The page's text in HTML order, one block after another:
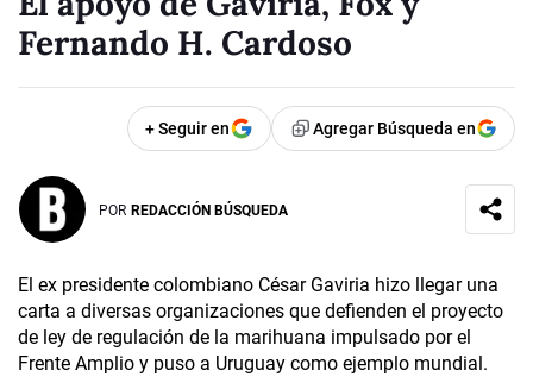
Fernando H. Cardoso
+ Seguir en Agregar Búsqueda en
POR REDACCIÓN BÚSQUEDA
El ex presidente colombiano César Gaviria hizo llegar una
carta a diversas organizaciones que defienden el proyecto
de ley de regulación de la marihuana impulsado por el
Frente Amplio y puso a Uruguay como ejemplo mundial.